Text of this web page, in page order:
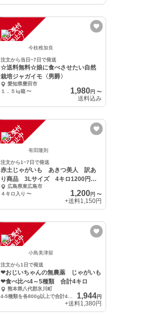
注
文
受
付
停
止
中
今枝稚加良
注文から当日~7日で発送
☆送料無料☆娘に食べさせたい自然
栽培ジャガイモ〈男爵〉
愛知県豊田市
１．５㎏箱〜 1,980円 〜
送料込み
注
文
受
付
停
止
中
有田隆則
注文から1~7日で発送
赤土じゃがいも あきつ美人 訳あ
り商品 3Lサイズ 4キロ1200円
～広島県東広島市
４キロ入り 〜 1,200円 〜
+送料1,150円
注
文
受
付
停
止
中
小島美津留
注文から1日で発送
❤おじいちゃんの無農薬 じゃがいも
❤食べ比べ4～5種類 合計4キロ
熊本県八代郡氷川町
1,944円
+送料1,380円